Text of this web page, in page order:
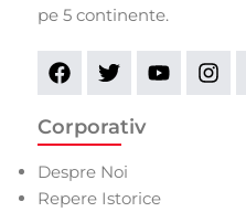
pe 5 continente.
Corporativ
Despre Noi
Repere Istorice